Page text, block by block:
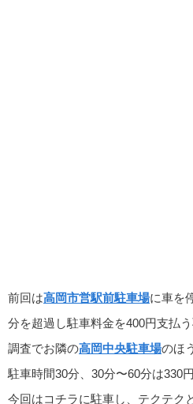
前回は高岡市営駅前駐車場に車を
分を超過し駐車料金を400円支払
調査でお隣の高岡中央駐車場のほ
駐車時間30分、30分〜60分は330円
今回はコチラに駐車し、テクテク